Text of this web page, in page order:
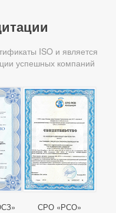
ISO и является
успешных компаний
СРО «РСО»